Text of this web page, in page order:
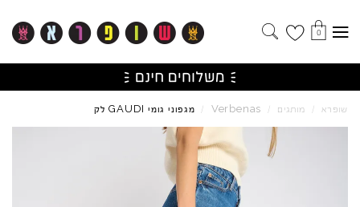
0
שופרא / מותגים /
Verbenas
/ מגפוני גומי GAUDI לק